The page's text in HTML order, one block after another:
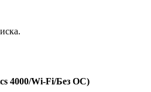
4000/Wi-Fi/Без ОС)